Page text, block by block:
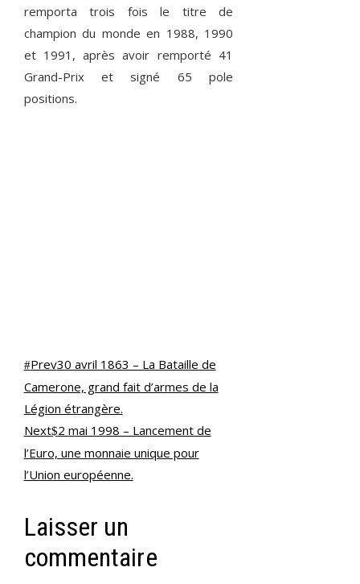
remporta trois fois le titre de
champion du monde en 1988, 1990
et 1991, après avoir remporté 41
Grand-Prix et signé 65 pole
positions.
Prev30 avril 1863 – La Bataille de
Camerone, grand fait d’armes de la
Légion étrangère.
Next 2 mai 1998 – Lancement de
l’Euro, une monnaie unique pour
l’Union européenne.
Laisser un
commentaire